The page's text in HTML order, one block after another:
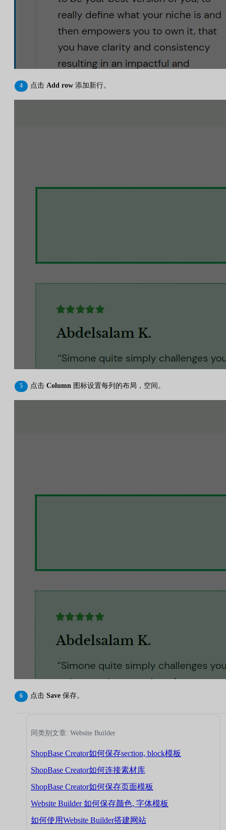
点击 Add row 添加新行。
点击 Column 图标设置每列的布局，空间。
点击 Save 保存。
同类别文章: Website Builder
ShopBase Creator如何保存section, block模板
ShopBase Creator如何连接素材库
ShopBase Creator如何保存页面模板
Website Builder 如何保存颜色, 字体模板
如何使用Website Builder搭建网站